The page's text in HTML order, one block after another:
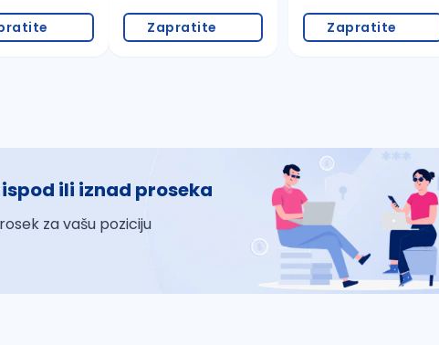
Zapratite Zapratite
ili iznad proseka
za vašu poziciju